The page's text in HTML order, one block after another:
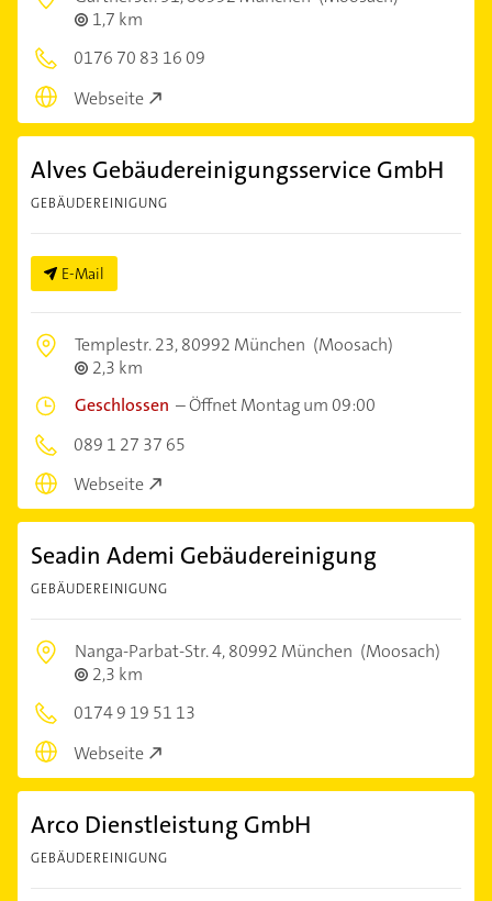
1,7 km
0176 70 83 16 09
Webseite
Alves Gebäudereinigungsservice GmbH
GEBÄUDEREINIGUNG
E-Mail
Templestr. 23,80992 München (Moosach)
2,3 km
Geschlossen –Öffnet Montag um 09:00
089 1 27 37 65
Webseite
Seadin Ademi Gebäudereinigung
GEBÄUDEREINIGUNG
Nanga-Parbat-Str. 4,80992 München (Moosach)
2,3 km
0174 9 19 51 13
Webseite
Arco Dienstleistung GmbH
GEBÄUDEREINIGUNG